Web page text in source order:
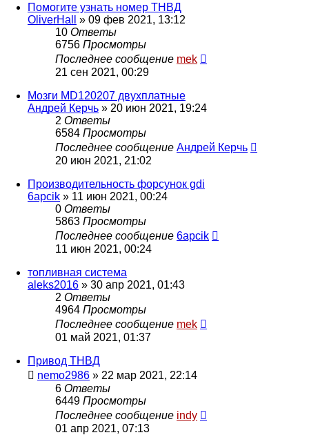
Помогите узнать номер ТНВД
OliverHall
» 09 фев 2021, 13:12
10 Ответы
6756 Просмотры
Последнее сообщение mek
21 сен 2021, 00:29
Мозги MD120207 двухплатные
Андрей Керчь » 20 июн 2021, 19:24
2 Ответы
6584 Просмотры
Последнее сообщение Андрей Керчь
20 июн 2021, 21:02
Производительность форсунок gdi
6apcik » 11 июн 2021, 00:24
0 Ответы
5863 Просмотры
Последнее сообщение 6apcik
11 июн 2021, 00:24
топливная система
aleks2016 » 30 апр 2021, 01:43
2 Ответы
4964 Просмотры
Последнее сообщение mek
01 май 2021, 01:37
Привод ТНВД
nemo2986 » 22 мар 2021, 22:14
6 Ответы
6449 Просмотры
Последнее сообщение indy
01 апр 2021, 07:13